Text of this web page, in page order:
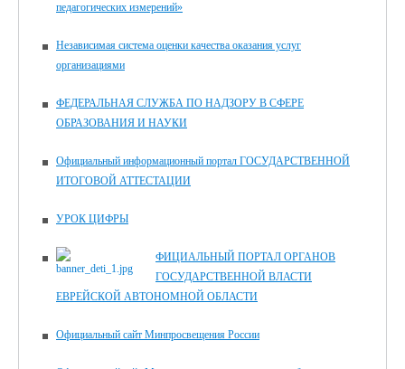
педагогических измерений»
Независимая система оценки качества оказания услуг
организациями
ФЕДЕРАЛЬНАЯ СЛУЖБА ПО НАДЗОРУ В СФЕРЕ
ОБРАЗОВАНИЯ И НАУКИ
Официальный информационный портал ГОСУДАРСТВЕННОЙ
ИТОГОВОЙ АТТЕСТАЦИИ
УРОК ЦИФРЫ
ФИЦИАЛЬНЫЙ ПОРТАЛ ОРГАНОВ
ГОСУДАРСТВЕННОЙ ВЛАСТИ
ЕВРЕЙСКОЙ АВТОНОМНОЙ ОБЛАСТИ
Официальный сайт Минпросвещения России